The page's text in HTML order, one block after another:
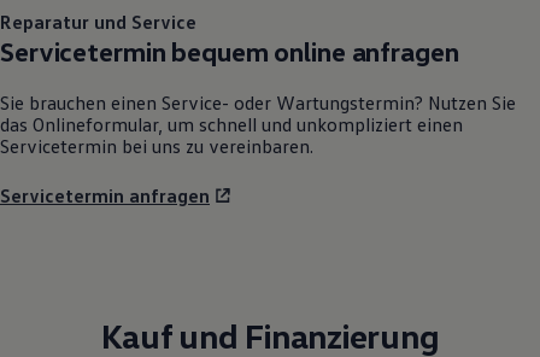
Reparatur und Service
Servicetermin bequem online anfragen
Sie brauchen einen Service- oder Wartungstermin? Nutzen Sie
das Onlineformular, um schnell und unkompliziert einen
Servicetermin bei uns zu vereinbaren.
Servicetermin anfragen
Kauf und Finanzierung